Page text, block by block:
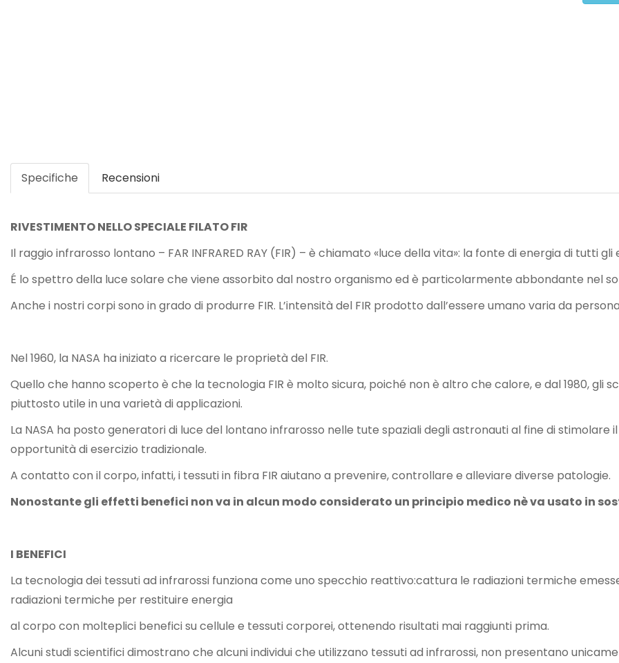
Specifiche Recensioni
RIVESTIMENTO NELLO SPECIALE FILATO FIR
Il raggio infrarosso lontano – FAR INFRARED RAY (FIR) – è chiamato «luce della vita»: la fonte di energia di tutti
É lo spettro della luce solare che viene assorbito dal nostro organismo ed è particolarmente abbondante nel
Anche i nostri corpi sono in grado di produrre FIR. L’intensità del FIR prodotto dall’essere umano varia da
Nel 1960, la NASA ha iniziato a ricercare le proprietà del FIR.
Quello che hanno scoperto è che la tecnologia FIR è molto sicura, poiché non è altro che calore, e dal 1980, gli
piuttosto utile in una varietà di applicazioni.
La NASA ha posto generatori di luce del lontano infrarosso nelle tute spaziali degli astronauti al fine di stimolare
opportunità di esercizio tradizionale.
A contatto con il corpo, infatti, i tessuti in fibra FIR aiutano a prevenire, controllare e alleviare diverse patologie.
Nonostante gli effetti benefici non va in alcun modo considerato un principio medico nè va usato in
I BENEFICI
La tecnologia dei tessuti ad infrarossi funziona come uno specchio reattivo:cattura le radiazioni termiche
radiazioni termiche per restituire energia
al corpo con molteplici benefici su cellule e tessuti corporei, ottenendo risultati mai raggiunti prima.
Alcuni studi scientifici dimostrano che alcuni individui che utilizzano tessuti ad infrarossi, non presentano